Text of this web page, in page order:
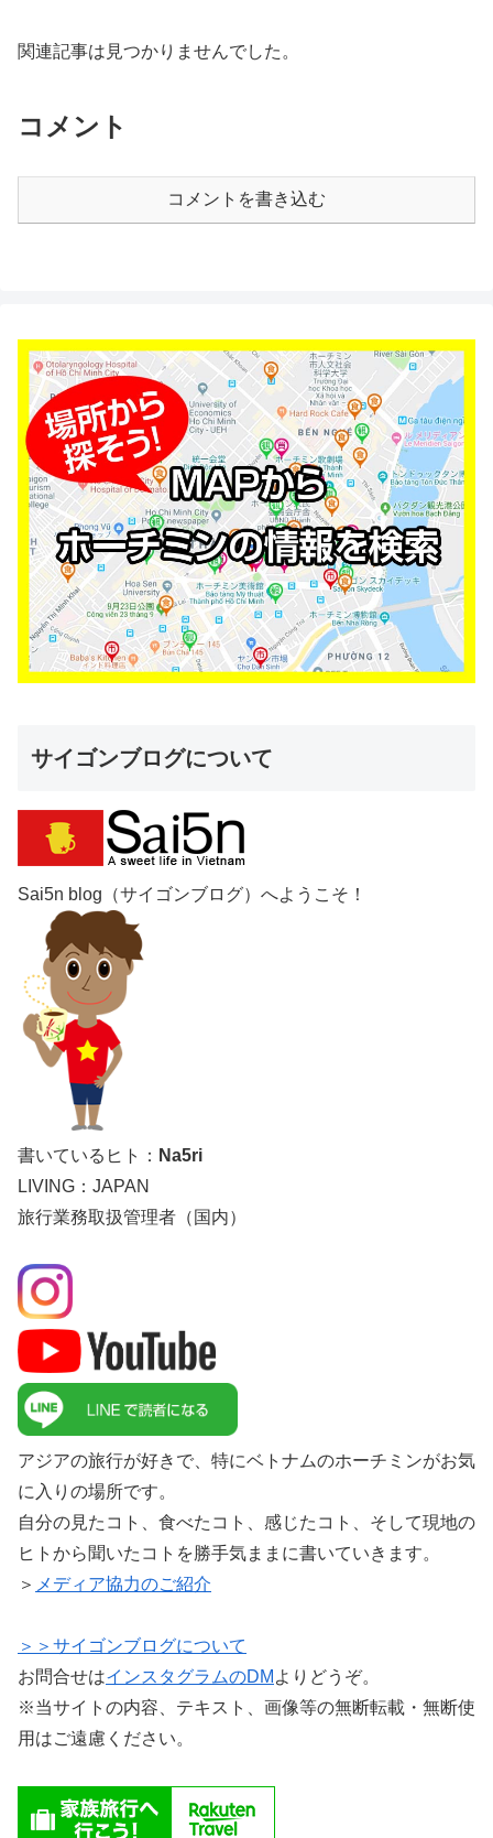
関連記事は見つかりませんでした。
コメント
コメントを書き込む
サイゴンブログについて
Sai5n blog（サイゴンブログ）へようこそ！
書いているヒト： Na5ri
LIVING：JAPAN
旅行業務取扱管理者（国内）
アジアの旅行が好きで、特にベトナムのホーチミンがお気
に入りの場所です。
自分の見たコト、食べたコト、感じたコト、そして現地の
ヒトから聞いたコトを勝手気ままに書いていきます。
＞ メディア協力のご紹介
＞＞サイゴンブログについて
お問合せはインスタグラムのDM よりどうぞ。
※当サイトの内容、テキスト、画像等の無断転載・無断使
用はご遠慮ください。